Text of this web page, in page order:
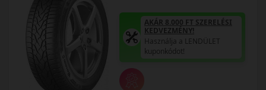
AKÁR 8.000 FT SZERELÉSI
KEDVEZMÉNY!
Használja a LENDÜLET
kuponkódot!